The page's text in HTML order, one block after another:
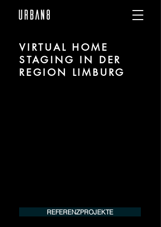
VIRTUAL HOME
STAGING IN DER
REGION LIMBURG
REFERENZPROJEKTE